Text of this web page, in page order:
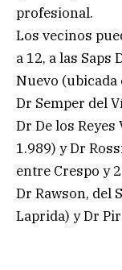
profesional.
Los vecinos
a 12, a las
Nuevo (ubicada
Dr Semper del
Dr De los Reyes
1.989) y Dr
entre Crespo y
Dr Rawson, del
Laprida) y Dr